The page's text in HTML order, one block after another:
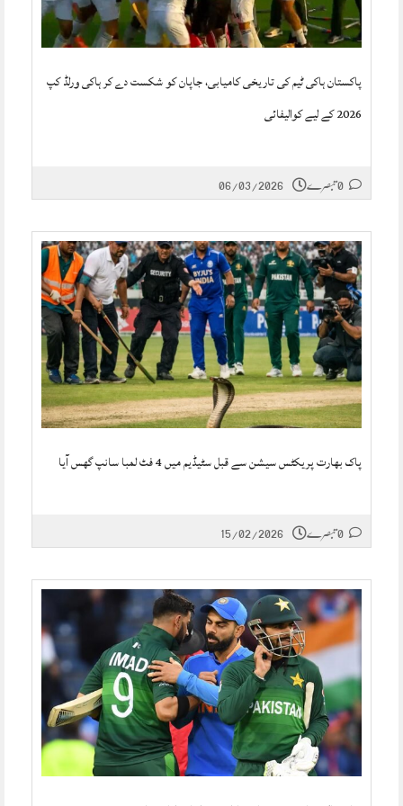
پاکستان ہاکی ٹیم کی تاریخی کامیابی، جاپان کو شکست دے کر ہاکی ورلڈ کپ
2026 کے لیے کوالیفائی
06/03/2026
پاک بھارت پریکٹس سیشن سے قبل سٹیڈیم میں 4 فٹ لمبا سانپ گھس آیا
15/02/2026